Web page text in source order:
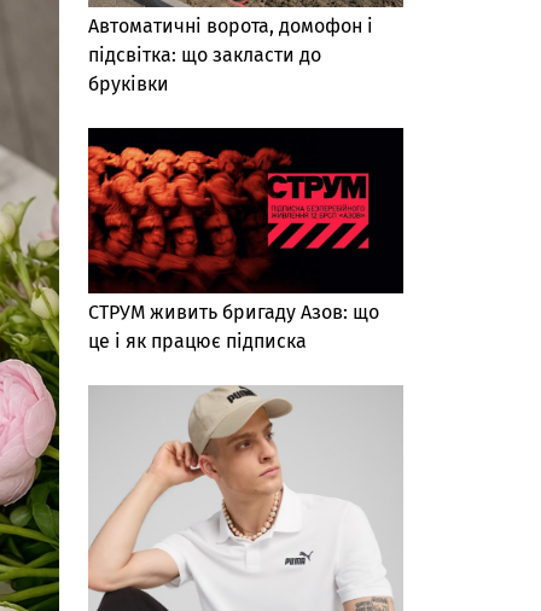
Автоматичні ворота, домофон і
підсвітка: що закласти до
бруківки
СТРУМ живить бригаду Азов: що
це і як працює підписка